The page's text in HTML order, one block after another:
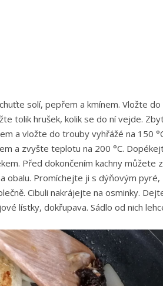
solí, pepřem a kmínem. Vložte do
tolik hrušek, kolik se do ní vejde.
a vložte do trouby vyhřážé na 150
a zvyšte teplotu na 200 °C.
Před dokončením kachny můžete
obalu. Promíchejte ji s dýňovým pyré,
Cibuli nakrájejte na osminky.
lístky, dokřupava. Sádlo od nich